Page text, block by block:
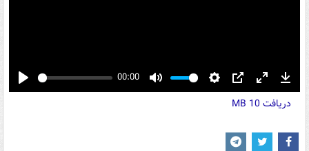
Play
00:00
Mute Settings
PIP Enter
fullscreen
دریافت 10 MB